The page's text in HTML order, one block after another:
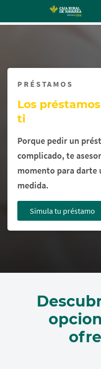
favor
espere...
PRÉSTAMOS
Los
ti
Porque pedir un
complicado, te
momento para darte
medida.
Simula tu préstamo